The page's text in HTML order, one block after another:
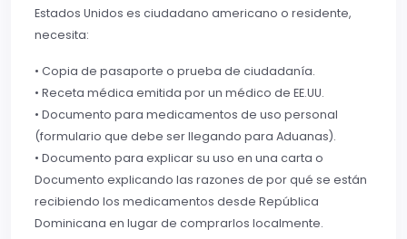
Estados Unidos es ciudadano americano o residente,
necesita:
• Copia de pasaporte o prueba de ciudadanía.
• Receta médica emitida por un médico de EE.UU.
• Documento para medicamentos de uso personal
(formulario que debe ser llegando para Aduanas).
• Documento para explicar su uso en una carta o
Documento explicando las razones de por qué se están
recibiendo los medicamentos desde República
Dominicana en lugar de comprarlos localmente.